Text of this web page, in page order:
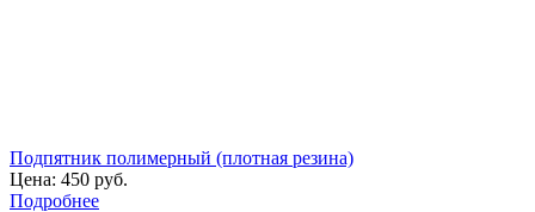
Подпятник полимерный (плотная резина)
Цена: 450 руб.
Подробнее